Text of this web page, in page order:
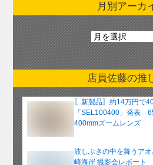
月別アーカ
月
別
ア
ー
カ
イ
ブ
店員佐藤の推
〖新製品〗約14万円で
「SEL100400」発表
400mmズームレンズ
波しぶきの中を舞うア
崎海岸 撮影会レポート